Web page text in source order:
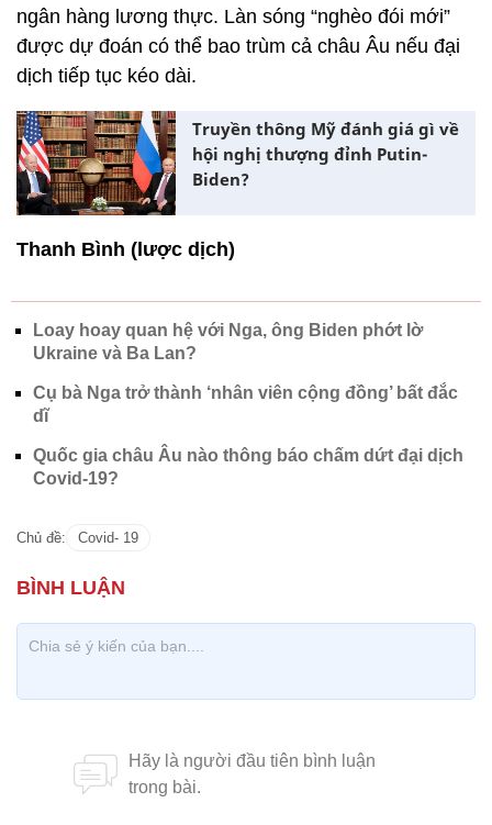
ngân hàng lương thực. Làn sóng “nghèo đói mới”
được dự đoán có thể bao trùm cả châu Âu nếu đại
dịch tiếp tục kéo dài.
Truyền thông Mỹ đánh giá gì về
hội nghị thượng đỉnh Putin-
Biden?
Thanh Bình (lược dịch)
Loay hoay quan hệ với Nga, ông Biden phớt lờ
Ukraine và Ba Lan?
Cụ bà Nga trở thành ‘nhân viên cộng đồng’ bất đắc
dĩ
Quốc gia châu Âu nào thông báo chấm dứt đại dịch
Covid-19?
Chủ đề: Covid- 19